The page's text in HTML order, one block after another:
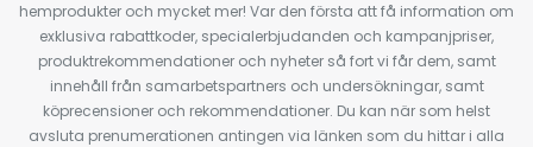
hemprodukter och mycket mer! Var den första att få information om
exklusiva rabattkoder, specialerbjudanden och kampanjpriser,
produktrekommendationer och nyheter så fort vi får dem, samt
innehåll från samarbetspartners och undersökningar, samt
köprecensioner och rekommendationer. Du kan när som helst
avsluta prenumerationen antingen via länken som du hittar i alla